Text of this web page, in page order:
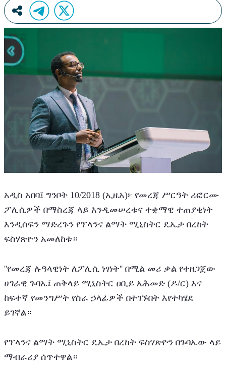
አዲስ አበባ፤ ግንቦት 10/2018 (ኢዜአ)፦ የመረጃ ሥርዓት ሪፎርሙ
ፖሊሲዎች በማስረጃ ላይ እንዲመሠረቱና ተቋማዊ ተጠያቂነት
እንዲሰፍን ማድረጉን የፕላንና ልማት ሚኒስትር ዴኤታ በረከት
ፍስሃጽዮን አመለከቱ።
''የመረጃ ሉዓላዊነት ለፖሊሲ ነፃነት'' በሚል መሪ ቃል የተዘጋጀው
ሀገራዊ ጉባኤ፤ ጠቅላይ ሚኒስትር ዐቢይ አሕመድ (ዶ/ር) እና
ከፍተኛ የመንግሥት የስራ ኃላፊዎች በተገኙበት እየተካሄደ
ይገኛል።
የፕላንና ልማት ሚኒስትር ዴኤታ በረከት ፍስሃጽዮን በጉባኤው ላይ
ማብራሪያ ሰጥተዋል።